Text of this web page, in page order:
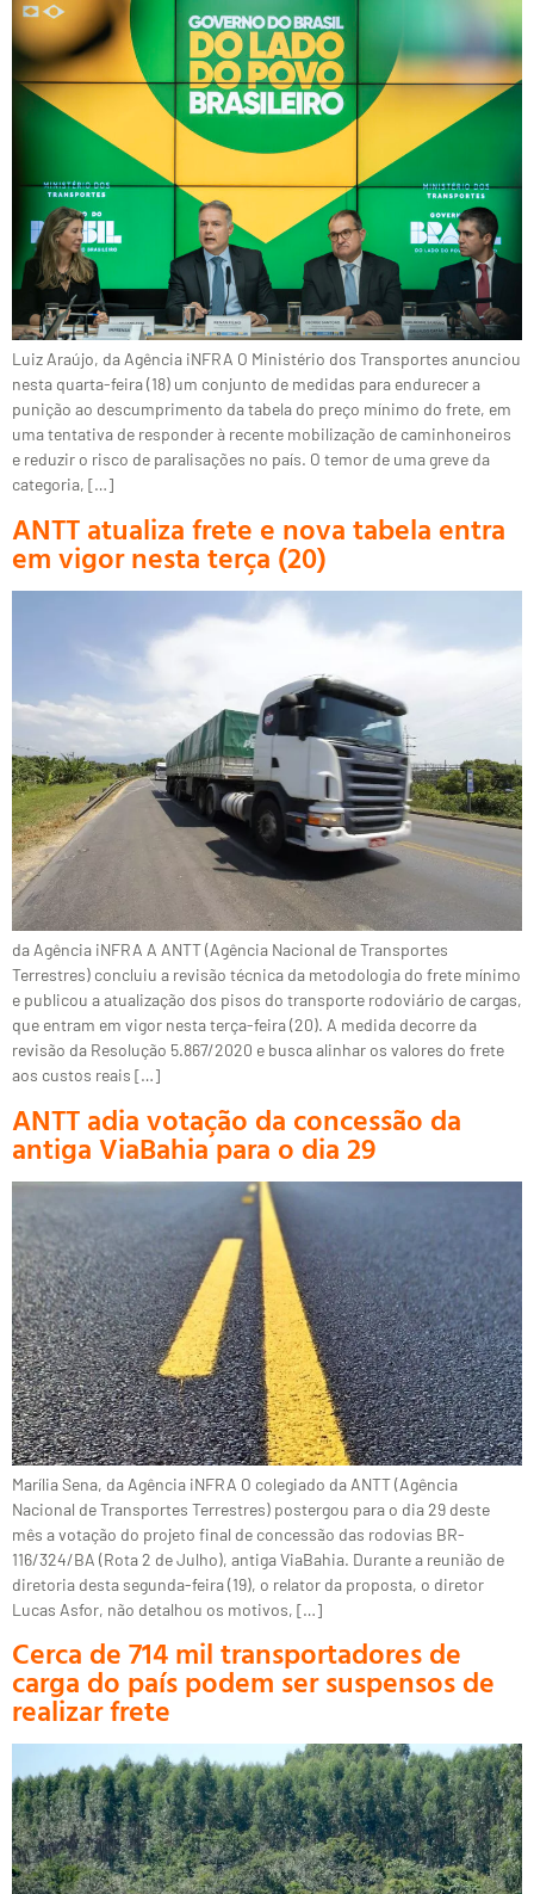
Luiz Araújo, da Agência iNFRA O Ministério dos Transportes anunciou
nesta quarta-feira (18) um conjunto de medidas para endurecer a
punição ao descumprimento da tabela do preço mínimo do frete, em
uma tentativa de responder à recente mobilização de caminhoneiros
e reduzir o risco de paralisações no país. O temor de uma greve da
categoria, […]
ANTT atualiza frete e nova tabela entra
em vigor nesta terça (20)
da Agência iNFRA A ANTT (Agência Nacional de Transportes
Terrestres) concluiu a revisão técnica da metodologia do frete mínimo
e publicou a atualização dos pisos do transporte rodoviário de cargas,
que entram em vigor nesta terça-feira (20). A medida decorre da
revisão da Resolução 5.867/2020 e busca alinhar os valores do frete
aos custos reais […]
ANTT adia votação da concessão da
antiga ViaBahia para o dia 29
Marília Sena, da Agência iNFRA O colegiado da ANTT (Agência
Nacional de Transportes Terrestres) postergou para o dia 29 deste
mês a votação do projeto final de concessão das rodovias BR-
116/324/BA (Rota 2 de Julho), antiga ViaBahia. Durante a reunião de
diretoria desta segunda-feira (19), o relator da proposta, o diretor
Lucas Asfor, não detalhou os motivos, […]
Cerca de 714 mil transportadores de
carga do país podem ser suspensos de
realizar frete